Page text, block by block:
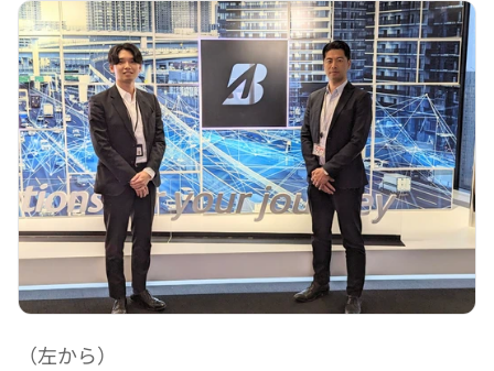
（左から）